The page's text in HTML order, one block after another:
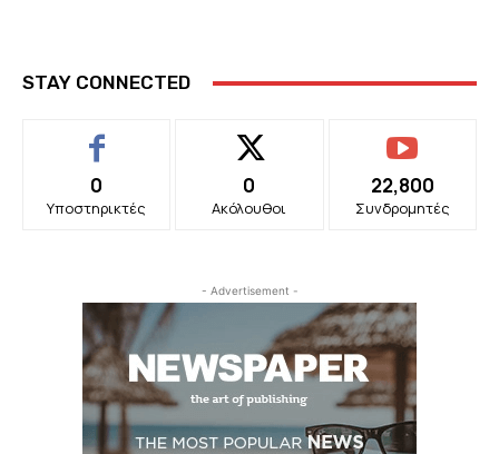
STAY CONNECTED
0
Υποστηρικτές
0
Ακόλουθοι
22,800
Συνδρομητές
- Advertisement -